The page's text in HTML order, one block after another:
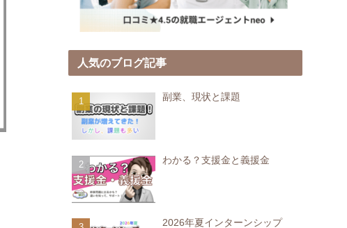
人気のブログ記事
副業、現状と課題
わかる？支援金と義援金
2026年夏インターンシップ